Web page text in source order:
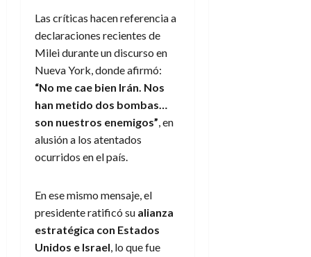
Las críticas hacen referencia a
declaraciones recientes de
Milei durante un discurso en
Nueva York, donde afirmó:
“No me cae bien Irán. Nos
han metido dos bombas…
son nuestros enemigos”, en
alusión a los atentados
ocurridos en el país.
En ese mismo mensaje, el
presidente ratificó su alianza
estratégica con Estados
Unidos e Israel, lo que fue